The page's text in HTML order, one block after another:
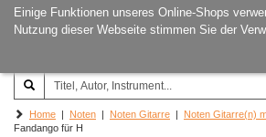
Einige Funktionen unseres Online-Shops
Nutzung dieser Webseite stimmen Sie der
Joachim‐Trekel‐Musikverlag,
Hamburg
Home | Noten | Noten Gitarre | Noten Gitarre(n)
Fandango für H